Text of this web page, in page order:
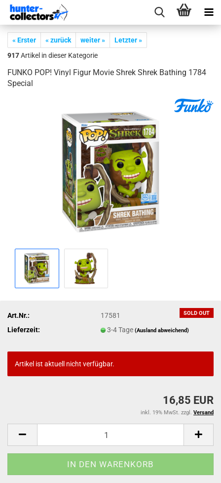
« Erster « zurück weiter »
Letzter »
917Artikel in dieser Kategorie
FUNKO POP! Vinyl Figur Movie Shrek Shrek Bat­hing 1784
Spe­cial
SOLD OUT
Art.Nr.:
17581
Lieferzeit:
3-4 Tage(Ausland abweichend)
Artikel ist aktuell nicht verfügbar.
16,85 EUR
inkl. 19% MwSt. zzgl. Versand